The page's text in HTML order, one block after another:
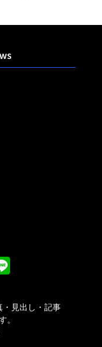
・見出し・記事
。